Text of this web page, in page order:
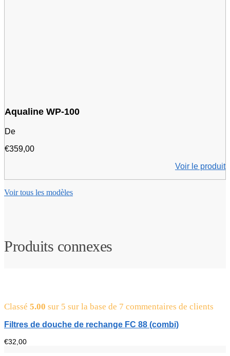
Aqualine WP-100
De
€359,00
Voir le produit
Voir tous les modèles
Produits connexes
Classé 5.00 sur 5 sur la base de 7 commentaires de clients
Filtres de douche de rechange FC 88 (combi)
€32,00